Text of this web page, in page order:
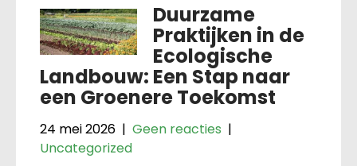
Duurzame
Praktijken in de
Ecologische
Landbouw: Een Stap naar
een Groenere Toekomst
24 mei 2026 | Geen reacties |
Uncategorized